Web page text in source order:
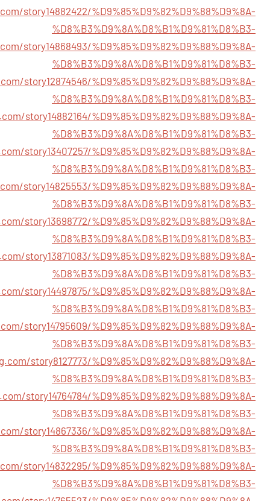
story14882422/%D9%85%D9%82%D9%88%D9%8A-
%D8%B3%D9%8A%D8%B1%D9%81%D8%B3-
story14868493/%D9%85%D9%82%D9%88%D9%8A-
%D8%B3%D9%8A%D8%B1%D9%81%D8%B3-
story12874546/%D9%85%D9%82%D9%88%D9%8A-
%D8%B3%D9%8A%D8%B1%D9%81%D8%B3-
story14882164/%D9%85%D9%82%D9%88%D9%8A-
%D8%B3%D9%8A%D8%B1%D9%81%D8%B3-
story13407257/%D9%85%D9%82%D9%88%D9%8A-
%D8%B3%D9%8A%D8%B1%D9%81%D8%B3-
story14825553/%D9%85%D9%82%D9%88%D9%8A-
%D8%B3%D9%8A%D8%B1%D9%81%D8%B3-
story13698772/%D9%85%D9%82%D9%88%D9%8A-
%D8%B3%D9%8A%D8%B1%D9%81%D8%B3-
story13871083/%D9%85%D9%82%D9%88%D9%8A-
%D8%B3%D9%8A%D8%B1%D9%81%D8%B3-
story14497875/%D9%85%D9%82%D9%88%D9%8A-
%D8%B3%D9%8A%D8%B1%D9%81%D8%B3-
story14795609/%D9%85%D9%82%D9%88%D9%8A-
%D8%B3%D9%8A%D8%B1%D9%81%D8%B3-
story8127773/%D9%85%D9%82%D9%88%D9%8A-
%D8%B3%D9%8A%D8%B1%D9%81%D8%B3-
story14764784/%D9%85%D9%82%D9%88%D9%8A-
%D8%B3%D9%8A%D8%B1%D9%81%D8%B3-
story14867336/%D9%85%D9%82%D9%88%D9%8A-
%D8%B3%D9%8A%D8%B1%D9%81%D8%B3-
story14832295/%D9%85%D9%82%D9%88%D9%8A-
%D8%B3%D9%8A%D8%B1%D9%81%D8%B3-